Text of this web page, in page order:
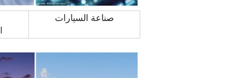
صناعة السيارات